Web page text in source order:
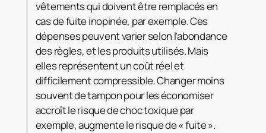
vêtements qui doivent être remplacés en
cas de fuite inopinée, par exemple. Ces
dépenses peuvent varier selon l’abondance
des règles, et les produits utilisés. Mais
elles représentent un coût réel et
difficilement compressible. Changer moins
souvent de tampon pour les économiser
accroît le risque de choc toxique par
exemple, augmente le risque de « fuite ».